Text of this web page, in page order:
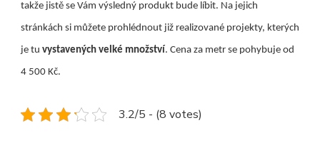
takže jistě se Vám výsledný produkt bude líbit. Na jejich
stránkách si můžete prohlédnout již realizované projekty, kterých
je tu vystavených velké množství. Cena za metr se pohybuje od
4 500 Kč.
3.2/5 - (8 votes)